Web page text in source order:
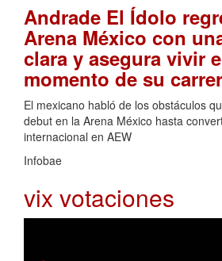
Andrade El Ídolo
Arena México con
clara y asegura vivir
momento de su
El mexicano habló de los obstáculos
debut en la Arena México hasta
internacional en AEW
Infobae
vix votaciones